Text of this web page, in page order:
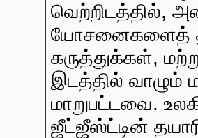
வெற்றிடத்தில்,
யோசனைகளைத்
கருத்துக்கள்,
இடத்தில் வாழும்
மாறுபட்டவை.
ஜீட்ஜீஸ்ட்டின்